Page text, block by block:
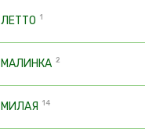
ЛЕТТО 1
МАЛИНКА 2
МИЛАЯ 14